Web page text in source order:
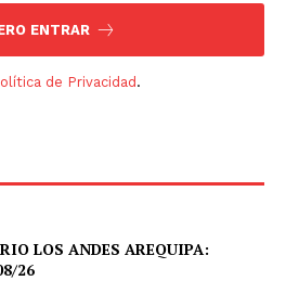
ENTRAR
de Privacidad .
LOS ANDES AREQUIPA:
26